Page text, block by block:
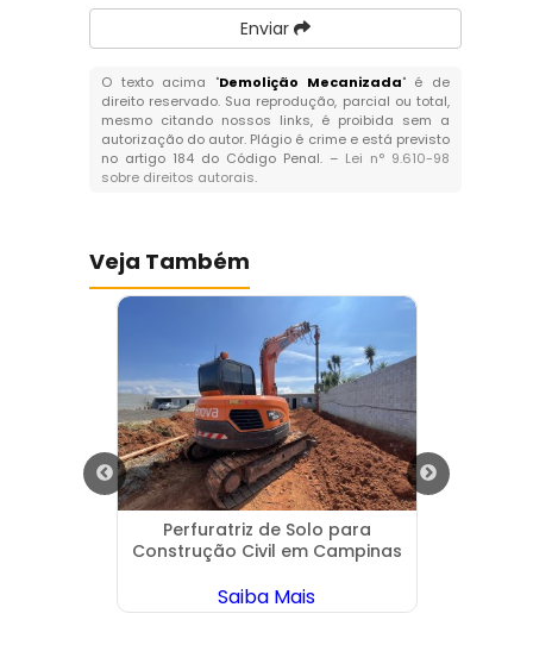
Enviar
O texto acima "Demolição Mecanizada" é de
direito reservado. Sua reprodução, parcial ou total,
mesmo citando nossos links, é proibida sem a
autorização do autor. Plágio é crime e está previsto
no artigo 184 do Código Penal. – Lei n° 9.610-98
sobre direitos autorais.
Veja Também
Perfuratriz de Solo para
Construção Civil em Campinas
Saiba Mais